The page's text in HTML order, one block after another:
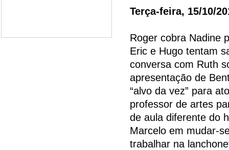
Terça-feira, 15/10/
Roger cobra Nadine
Eric e Hugo tentam
conversa com Ruth
apresentação de
“alvo da vez” para
professor de artes
de aula diferente do
Marcelo em mudar-
trabalhar na